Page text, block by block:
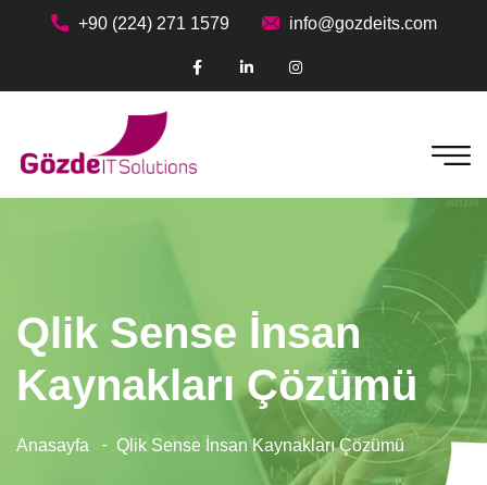
+90 (224) 271 1579 info@gozdeits.com
Qlik Sense İnsan
Kaynakları Çözümü
Anasayfa Qlik Sense İnsan Kaynakları Çözümü